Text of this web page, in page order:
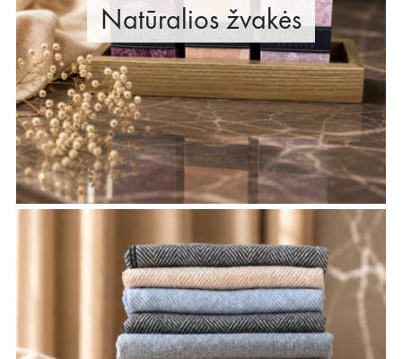
Natūralios žvakės